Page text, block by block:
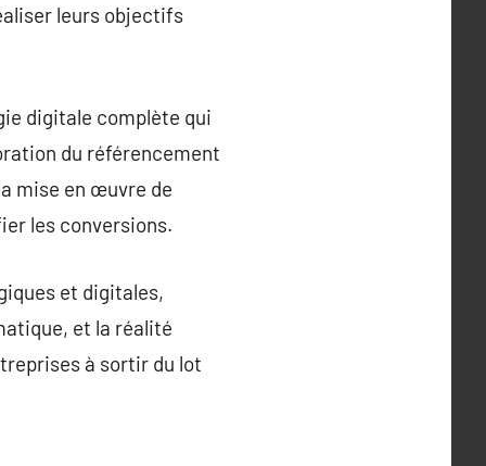
leurs objectifs
digitale complète qui
du référencement
mise en œuvre de
les conversions.
et digitales,
et la réalité
à sortir du lot